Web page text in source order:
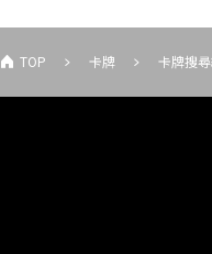
TOP 卡牌 卡牌搜